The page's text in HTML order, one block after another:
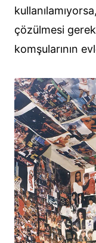
çözülmesi
komşularının